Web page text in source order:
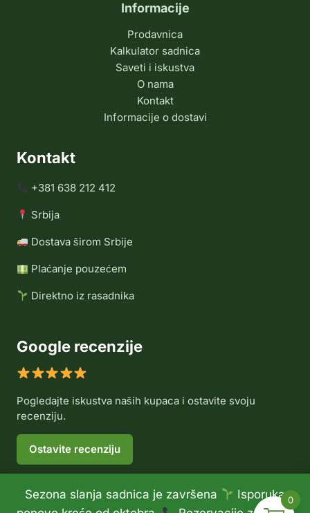
Sezona slanja sadnica je završena
Isporuka
Informacije
Prodavnica
Kalkulator sadnica
Saveti i iskustva
O nama
Kontakt
Informacije o dostavi
Kontakt
+381 638 212 412
Srbija
Dostava širom Srbije
Plaćanje pouzećem
Direktno iz rasadnika
Google recenzije
Pogledajte iskustva naših kupaca i ostavite svoju
recenziju.
Ostavite recenziju
0